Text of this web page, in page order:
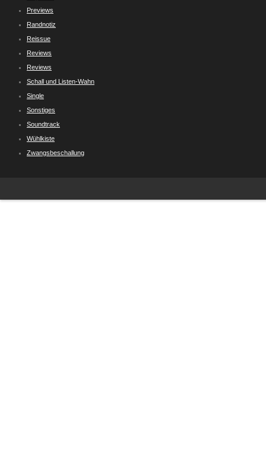
Previews
Randnotiz
Reissue
Reviews
Reviews
Schall und Listen-Wahn
Single
Sonstiges
Soundtrack
Wühlkiste
Zwangsbeschallung